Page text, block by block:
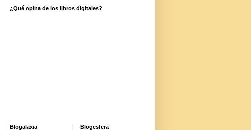
¿Qué opina de los libros digitales?
Blogalaxia Blogesfera